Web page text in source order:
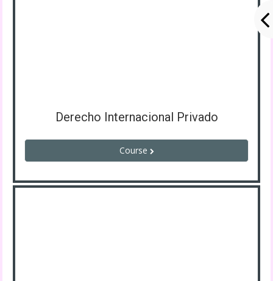
Derecho Internacional Privado
Course